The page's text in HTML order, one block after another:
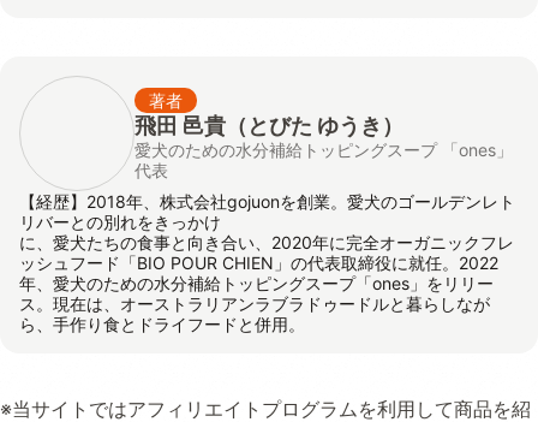
著者
飛田 邑貴 （とびた ゆうき）
愛犬のための水分補給トッピングスープ 「ones」
代表
【経歴】2018年、株式会社gojuonを創業。愛犬のゴールデンレト
リバーとの別れをきっかけ
に、愛犬たちの食事と向き合い、2020年に完全オーガニックフレ
ッシュフード「BIO POUR CHIEN」の代表取締役に就任。2022
年、愛犬のための水分補給トッピングスープ「ones」をリリー
ス。現在は、オーストラリアンラブラドゥードルと暮らしなが
ら、手作り食とドライフードと併用。
※当サイトではアフィリエイトプログラムを利用して商品を紹